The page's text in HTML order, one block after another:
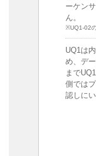
ーケン
ん。
※UQ1-02
UQ1は
め、デ
まで
側では
認しに